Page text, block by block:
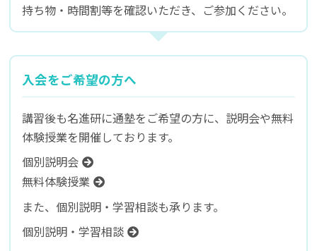
持ち物・時間割等を確認いただき、ご参加ください。
入会をご希望の方へ
講習後も名進研に通塾をご希望の方に、説明会や無料
体験授業を開催しております。
個別説明会
無料体験授業
また、個別説明・学習相談も承ります。
個別説明・学習相談